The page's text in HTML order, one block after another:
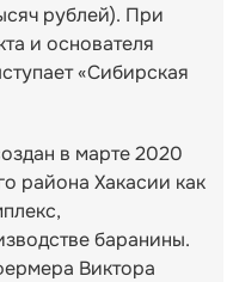
рублей). При
и основателя
«Сибирская
в марте 2020
района Хакасии как
баранины.
Виктора